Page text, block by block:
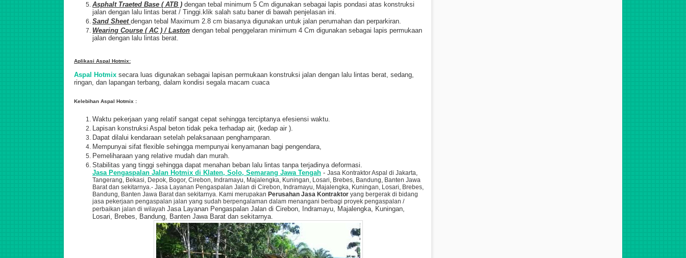
Asphalt Traeted Base ( ATB ) dengan tebal minimum 5 Cm digunakan sebagai lapis pondasi atas konstruksi
jalan dengan lalu lintas berat / Tinggi.klik salah satu baner di bawah penjelasan ini.
Sand Sheet dengan tebal Maximum 2.8 cm biasanya digunakan untuk jalan perumahan dan perparkiran.
Wearing Course ( AC ) / Laston dengan tebal penggelaran minimum 4 Cm digunakan sebagai lapis permukaan
jalan dengan lalu lintas berat.
Aplikasi Aspal Hotmix:
Aspal Hotmix secara luas digunakan sebagai lapisan permukaan konstruksi jalan dengan lalu lintas berat, sedang,
ringan, dan lapangan terbang, dalam kondisi segala macam cuaca
Kelebihan Aspal Hotmix :
Waktu pekerjaan yang relatif sangat cepat sehingga terciptanya efesiensi waktu.
Lapisan konstruksi Aspal beton tidak peka terhadap air, (kedap air ).
Dapat dilalui kendaraan setelah pelaksanaan penghamparan.
Mempunyai sifat flexible sehingga mempunyai kenyamanan bagi pengendara,
Pemeliharaan yang relative mudah dan murah.
Stabilitas yang tinggi sehingga dapat menahan beban lalu lintas tanpa terjadinya deformasi.
Jasa Pengaspalan Jalan Hotmix di Klaten, Solo, Semarang Jawa Tengah - Jasa Kontraktor Aspal di Jakarta,
Tangerang, Bekasi, Depok, Bogor, Cirebon, Indramayu, Majalengka, Kuningan, Losari, Brebes, Bandung, Banten Jawa
Barat dan sekitarnya.- Jasa Layanan Pengaspalan Jalan di Cirebon, Indramayu, Majalengka, Kuningan, Losari, Brebes,
Bandung, Banten Jawa Barat dan sekitarnya. Kami merupakan Perusahan Jasa Kontraktor yang bergerak di bidang
jasa pekerjaan pengaspalan jalan yang sudah berpengalaman dalam menangani berbagi proyek pengaspalan /
perbaikan jalan di wilayah Jasa Layanan Pengaspalan Jalan di Cirebon, Indramayu, Majalengka, Kuningan,
Losari, Brebes, Bandung, Banten Jawa Barat dan sekitarnya.